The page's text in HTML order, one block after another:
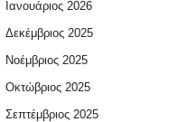
Ιανουάριος 2026
Δεκέμβριος 2025
Νοέμβριος 2025
Οκτώβριος 2025
Σεπτέμβριος 2025